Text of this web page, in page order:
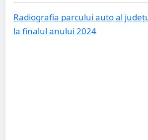
Radiografia parcului auto al
la finalul anului 2024